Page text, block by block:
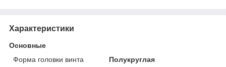
Характеристики
Основные
Форма головки винта
Полукруглая